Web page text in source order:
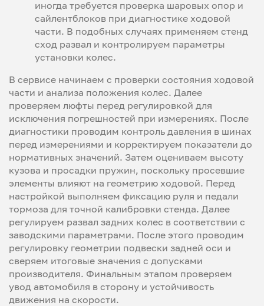
иногда требуется проверка шаровых опор и
сайлентблоков при диагностике ходовой
части. В подобных случаях применяем стенд
сход развал и контролируем параметры
установки колес.
В сервисе начинаем с проверки состояния ходовой
части и анализа положения колес. Далее
проверяем люфты перед регулировкой для
исключения погрешностей при измерениях. После
диагностики проводим контроль давления в шинах
перед измерениями и корректируем показатели до
нормативных значений. Затем оцениваем высоту
кузова и просадки пружин, поскольку просевшие
элементы влияют на геометрию ходовой. Перед
настройкой выполняем фиксацию руля и педали
тормоза для точной калибровки стенда. Далее
регулируем развал задних колес в соответствии с
заводскими параметрами. После этого проводим
регулировку геометрии подвески задней оси и
сверяем итоговые значения с допусками
производителя. Финальным этапом проверяем
увод автомобиля в сторону и устойчивость
движения на скорости.